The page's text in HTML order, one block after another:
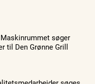
søger
til Den Grønne Grill